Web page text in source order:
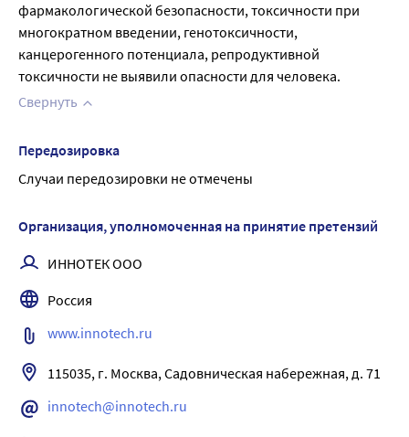
фармакологической безопасности, токсичности при
многократном введении, генотоксичности,
канцерогенного потенциала, репродуктивной
токсичности не выявили опасности для человека.
Свернуть
Передозировка
Случаи передозировки не отмечены
Организация, уполномоченная на принятие претензий
ИННОТЕК ООО
Россия
www.innotech.ru
115035, г. Москва, Садовническая набережная, д. 71
innotech@innotech.ru